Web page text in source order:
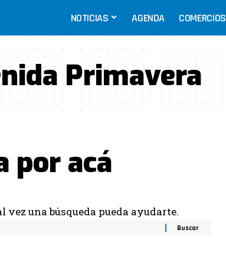
NOTICIAS AGENDA COMERCIOS
Primavera
por acá
vez una búsqueda pueda ayudarte.